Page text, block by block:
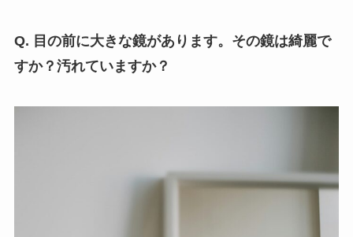
Q. 目の前に大きな鏡があります。その鏡は綺麗で
すか？汚れていますか？